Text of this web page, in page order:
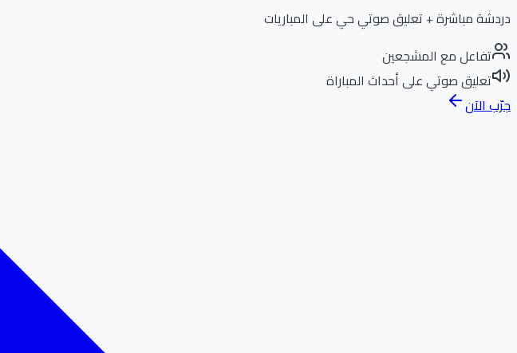
دردشة مباشرة + تعليق صوتي حي على المباريات
تفاعل مع المشجعين
تعليق صوتي على أحداث المباراة
جرّب الآن